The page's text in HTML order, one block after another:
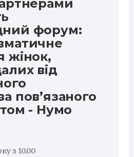
форум:
жінок,
від
повʼязаного
- Нумо
з 10.00